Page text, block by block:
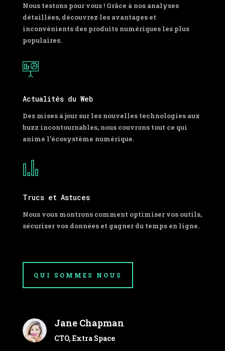
Nous testons pour vous ! Grâce à nos analyses
détaillées, découvrez les avantages et
inconvénients des produits numériques les plus
populaires.
Actualités du Web
Des mises à jour sur les nouvelles technologies aux
buzz incontournables, nous couvrons tout ce qui
anime l’écosystème numérique.
Trucs et Astuces
Nous vous montrons comment optimiser vos outils,
sécuriser vos données et gagner du temps en ligne.
QUI SOMMES NOUS
Jane Chapman
CTO, Extra Space